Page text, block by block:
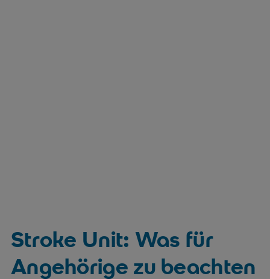
Stroke Unit: Was für
Angehörige zu beachten